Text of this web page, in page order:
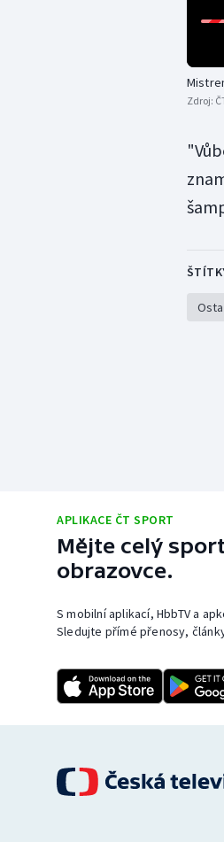
Zdroj:
APLIKACE ČT SPORT
Mějte celý
obrazovce.
S mobilní aplikací, HbbTV a
Sledujte přímé přenosy,